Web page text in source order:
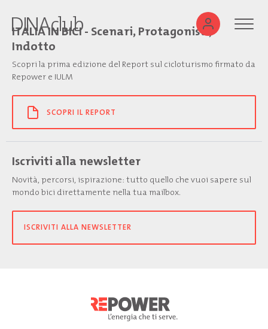
ITALIA IN BICI - Scenari, Protagonisti,
Indotto
Scopri la prima edizione del Report sul cicloturismo firmato da
Repower e IULM
SCOPRI IL REPORT
Iscriviti alla newsletter
Novità, percorsi, ispirazione: tutto quello che vuoi sapere sul
mondo bici direttamente nella tua mailbox.
ISCRIVITI ALLA NEWSLETTER